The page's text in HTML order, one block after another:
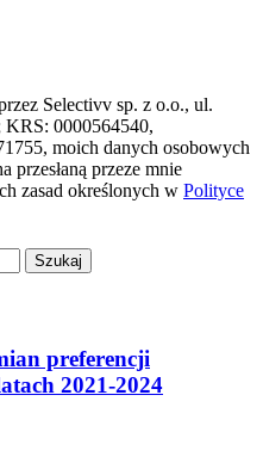
Selectivv sp. z o.o., ul.
0000564540,
moich danych osobowych
przesłaną przeze mnie
zasad określonych w Polityce
preferencji
2021-2024